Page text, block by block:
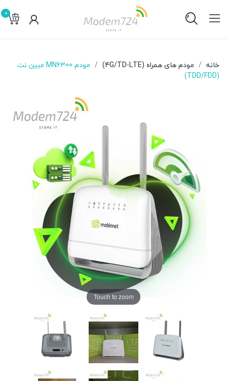
0
خانه مودم های همراه (4G/TD-LTE)
مودم MN6300 مبین نت
(TDD/FDD)
Touch to zoom